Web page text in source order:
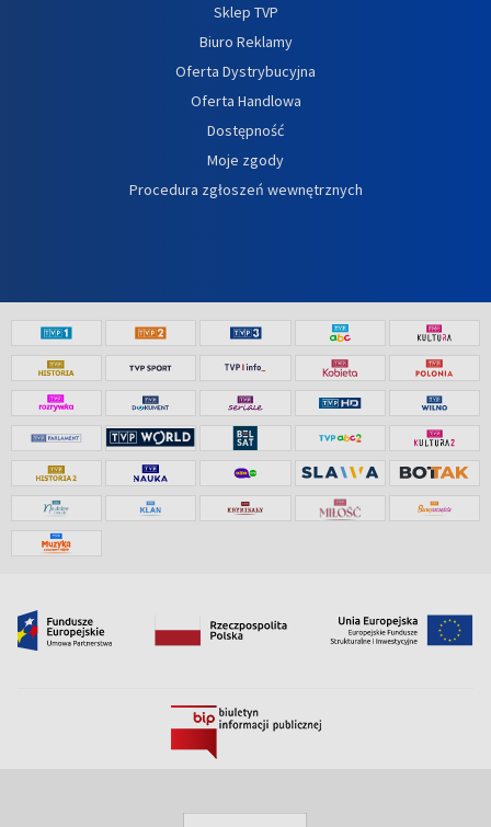
Sklep TVP
Biuro Reklamy
Oferta Dystrybucyjna
Oferta Handlowa
Dostępność
Moje zgody
Procedura zgłoszeń wewnętrznych